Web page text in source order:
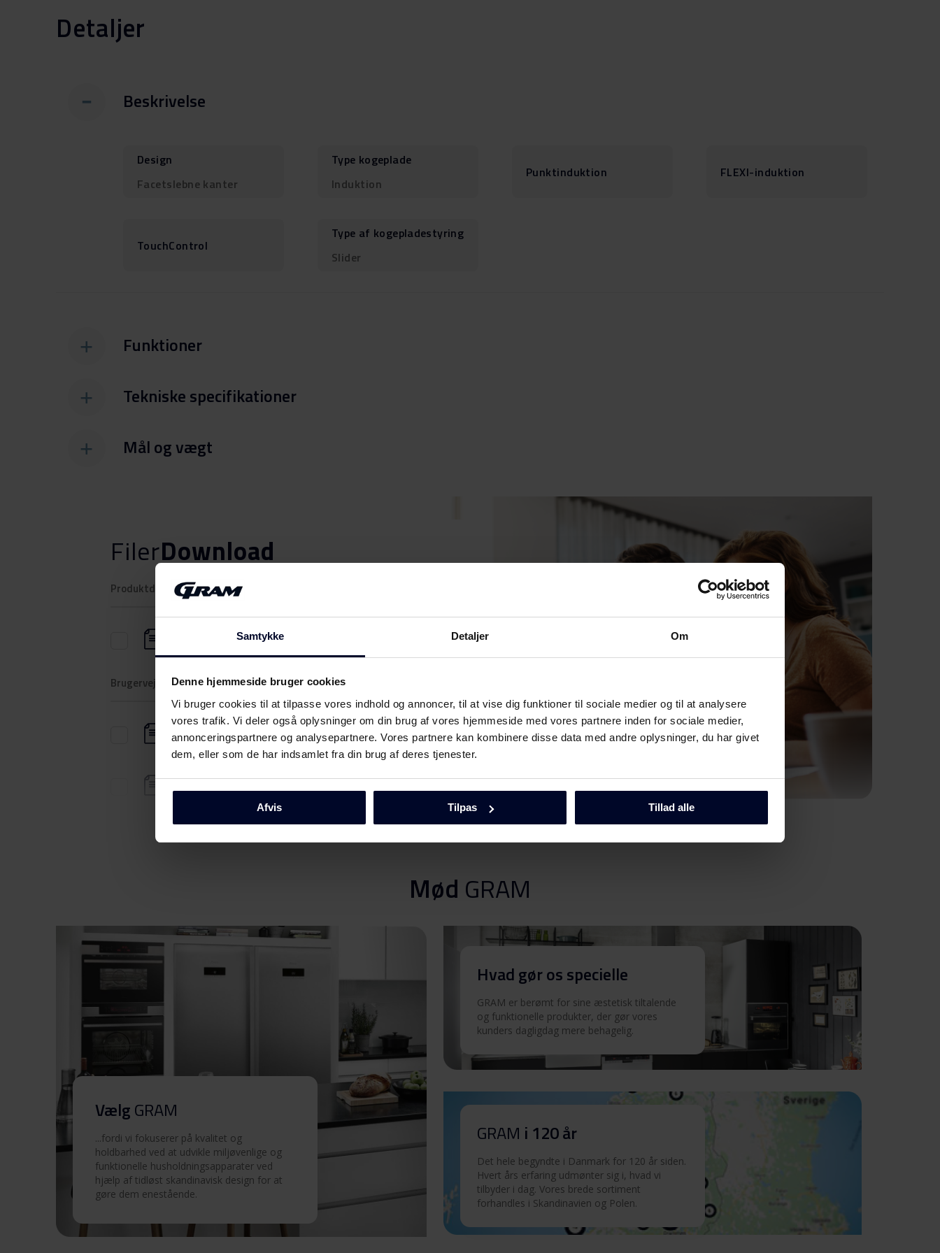
Samtykke Detaljer Om
Denne hjemmeside bruger cookies
Vi bruger cookies til at tilpasse vores indhold og annoncer, til at vise dig funktioner til sociale medier og til at analysere
vores trafik. Vi deler også oplysninger om din brug af vores hjemmeside med vores partnere inden for sociale medier,
annonceringspartnere og analysepartnere. Vores partnere kan kombinere disse data med andre oplysninger, du har givet
dem, eller som de har indsamlet fra din brug af deres tjenester.
Afvis Tilpas Tillad alle
Detaljer
Beskrivelse
Design
Facetslebne kanter
Type kogeplade
Induktion
Punktinduktion FLEXI-induktion
TouchControl
Type af kogepladestyring
Slider
Funktioner
Tekniske specifikationer
Mål og vægt
FilerDownload
Produktdatablad
Produktinformation
Brugervejledning
Sikkerhedsoplysninger og
advarsler (DK)
Download
Sikkerhedsoplysninger og
advarsler (FI)
Download
Sikkerhedsoplysninger og
advarsler (NO)
Download
Sikkerhedsoplysninger og
Download
Betjeningsvejledninger
Download
Betjeningsvejledninger
(DK,NO)
Tekniske tegninger
Indbygningstegning
Vis mere
Mød GRAM
VælgGRAM
...fordi vi fokuserer på kvalitet og
holdbarhed ved at udvikle miljøvenlige og
funktionelle husholdningsapparater ved
hjælp af tidløst skandinavisk design for at
gøre dem enestående.
Hvad gør os specielle
GRAM er berømt for sine æstetisk tiltalende
og funktionelle produkter, der gør vores
kunders dagligdag mere behagelig.
GRAM i 120 år
Det hele begyndte i Danmark for 120 år siden.
Hvert års erfaring udmønter sig i, hvad vi
tilbyder i dag. Vores brede sortiment
forhandles i Skandinavien og Polen.